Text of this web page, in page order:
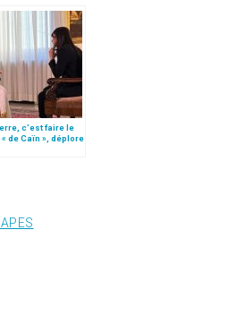
c’est faire le
de Caïn », déplore